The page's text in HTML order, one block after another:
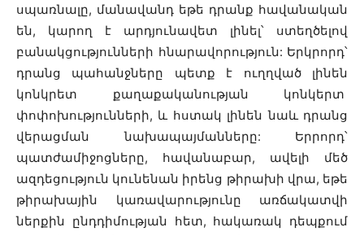
սպառնալը, մանավանդ եթե դրանք հավանական
են, կարող է արդյունավետ լինել՝ ստեղծելով
բանակցությունների հնարավորություն: Երկրորդ՝
դրանց պահանջները պետք է ուղղված լինեն
կոնկրետ քաղաքականության կոնկերտ
փոփոխությունների, և հստակ լինեն նաև դրանց
վերացման նախապայմանները: Երրորդ՝
պատժամիջոցները, հավանաբար, ավելի մեծ
ազդեցություն կունենան իրենց թիրախի վրա, եթե
թիրախային կառավարությունը առճակատվի
ներքին ընդդիմության հետ, հակառակ դեպքում